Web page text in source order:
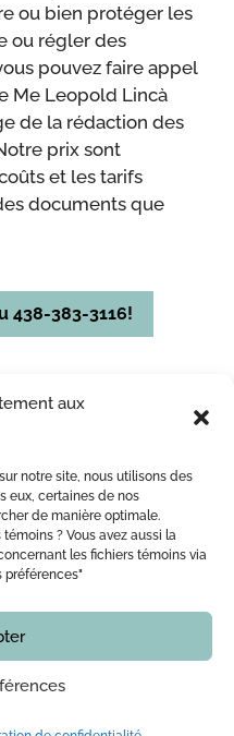
aux
notre site, nous utilisons des
eux, certaines de nos
de manière optimale.
? Vous avez aussi la
les fichiers témoins via
préférences"
ou bien protéger les
ou régler des
pouvez faire appel
Me Leopold Lincà
de la rédaction des
prix sont
et les tarifs
documents que
438-383-3116!
LINCÀ NOTAIRE
OUTILS
BLOG
| Me Leopold Lincà
temps ce site internet
un avis juridique.
bureau l’actualité de
et nos